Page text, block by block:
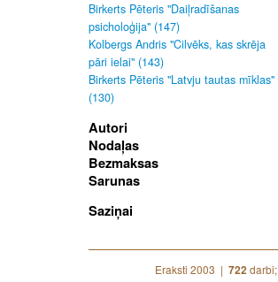
Birkerts Pēteris "Daiļradīšanas
psicholoģija" (147)
Kolbergs Andris "Cilvēks, kas skrēja
pāri ielai" (143)
Birkerts Pēteris "Latvju tautas mīklas"
(130)
Autori
Nodaļas
Bezmaksas
Sarunas
Saziņai
Eraksti 2003 | 722 darbi;